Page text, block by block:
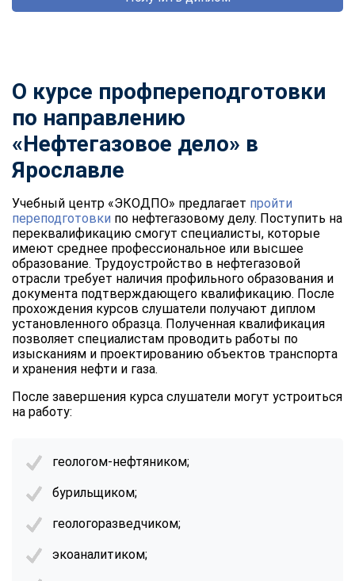
О курсе профпереподготовки
по направлению
«Нефтегазовое дело» в
Ярославле
Учебный центр «ЭКОДПО» предлагает пройти
переподготовки по нефтегазовому делу. Поступить на
переквалификацию смогут специалисты, которые
имеют среднее профессиональное или высшее
образование. Трудоустройство в нефтегазовой
отрасли требует наличия профильного образования и
документа подтверждающего квалификацию. После
прохождения курсов слушатели получают диплом
установленного образца. Полученная квалификация
позволяет специалистам проводить работы по
изысканиям и проектированию объектов транспорта
и хранения нефти и газа.
После завершения курса слушатели могут устроиться
на работу:
геологом-нефтяником;
бурильщиком;
геологоразведчиком;
экоаналитиком;
online
Мессенджеры